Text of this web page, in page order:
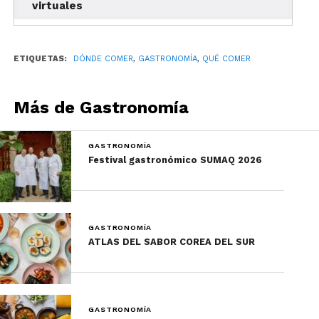
Eleven Madison Park (Nueva
Foto: Elevan Madison Park
virtuales
ETIQUETAS: DÓNDE COMER, GASTRONOMÍA, QUÉ COMER
Más de Gastronomía
GASTRONOMÍA
Festival gastronómico SUMAQ 2026
GASTRONOMÍA
ATLAS DEL SABOR COREA DEL SUR
GASTRONOMÍA